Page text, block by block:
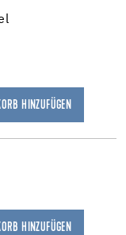
HINZUFÜGEN
HINZUFÜGEN